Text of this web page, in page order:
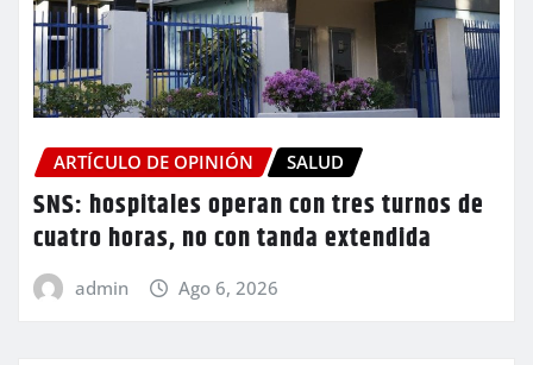
ARTÍCULO DE OPINIÓN SALUD
SNS: hospitales operan con tres turnos de
cuatro horas, no con tanda extendida
admin Ago 6, 2026